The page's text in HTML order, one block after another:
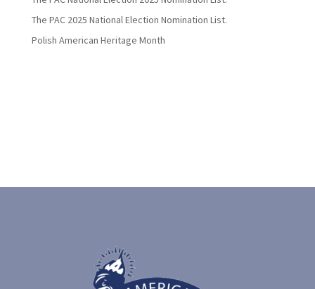
The PAC 2025 National Election Nomination List.
Polish American Heritage Month